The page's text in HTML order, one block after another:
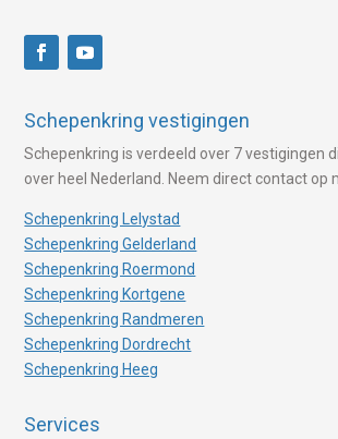
Schepenkring vestigingen
Schepenkring is verdeeld over 7 vestigingen
over heel Nederland. Neem direct contact op
Schepenkring Lelystad
Schepenkring Gelderland
Schepenkring Roermond
Schepenkring Kortgene
Schepenkring Randmeren
Schepenkring Dordrecht
Schepenkring Heeg
Services